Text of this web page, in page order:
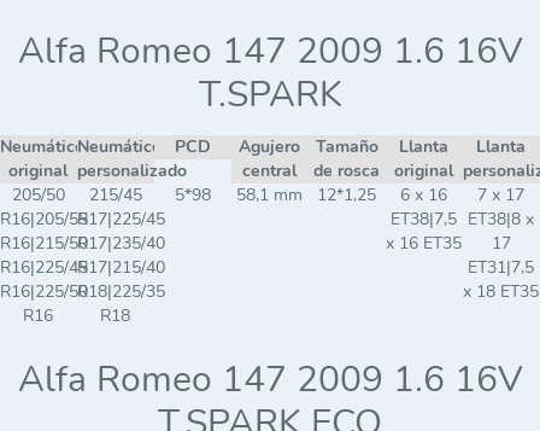
Alfa Romeo 147 2009 1.6 16V
T.SPARK
Neumático
original
Neumático
personalizado
PCD
Agujero
central
Tamaño
de rosca
Llanta
original
Llanta
205/50
R16|205/55
R16|215/50
R16|225/45
R16|225/50
R16
215/45
R17|225/45
R17|235/40
R17|215/40
R18|225/35
R18
5*98 58,1 mm 12*1,25
6 x 16
ET38|7,5
x 16 ET35
7 x 17
ET38|8 x
17
ET31|7,5
x 18 ET35
Alfa Romeo 147 2009 1.6 16V